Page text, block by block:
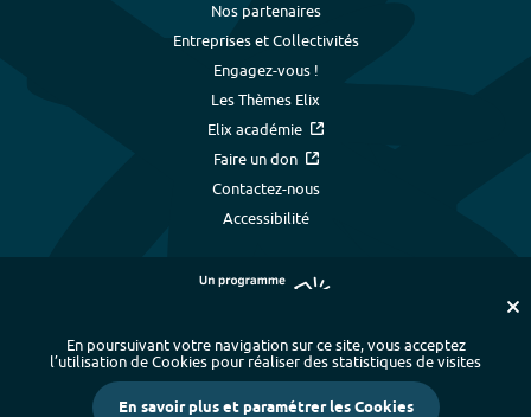
Nos partenaires
Entreprises et Collectivités
Engagez-vous !
Les Thèmes Elix
Elix académie
Faire un don
Contactez-nous
Accessibilité
Plan du site - Index alphabétique
-
Mentions légales et données personnelles
- Paramétrer les cookies
En poursuivant votre navigation sur ce site, vous acceptez
l’utilisation de Cookies pour réaliser des statistiques de visites
En savoir plus et paramétrer les Cookies